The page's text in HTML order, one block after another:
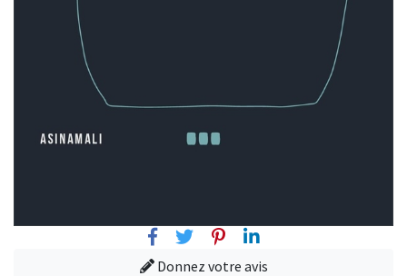
FacebookTwitterPinterest
Linkedin
Donnez votre avis